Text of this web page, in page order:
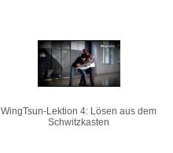
WingTsun-Lektion 4: Lösen aus dem
Schwitzkasten